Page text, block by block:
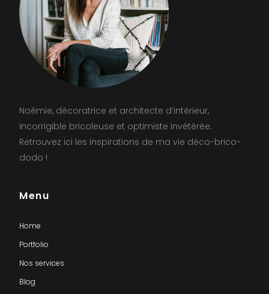
Noémie, décoratrice et architecte d’intérieur,
incorrigible bricoleuse et optimiste invétérée.
Retrouvez ici les inspirations de ma vie déco-brico-
dodo !
Menu
Home
Portfolio
Nos services
Blog